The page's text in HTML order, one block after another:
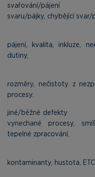
svaru/pájky, chybějící svar/
pájení, kvalita, inkluze,
dutiny,
rozměry, nečistoty z
procesy.
jiné/běžné
vynechané procesy,
tepelné zpracování,
kontaminanty, hustota, ETC.